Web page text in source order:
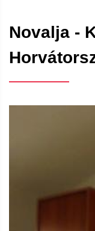
Novalja -